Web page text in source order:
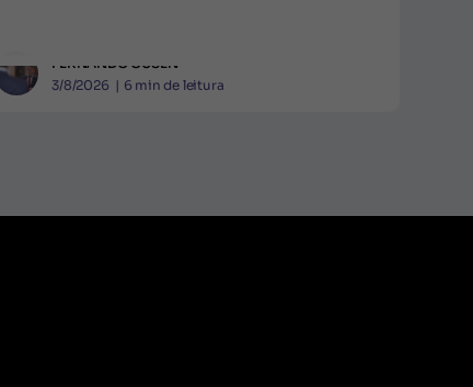
FERNANDO GUSEN
3/8/2026 | 6 min de leitura